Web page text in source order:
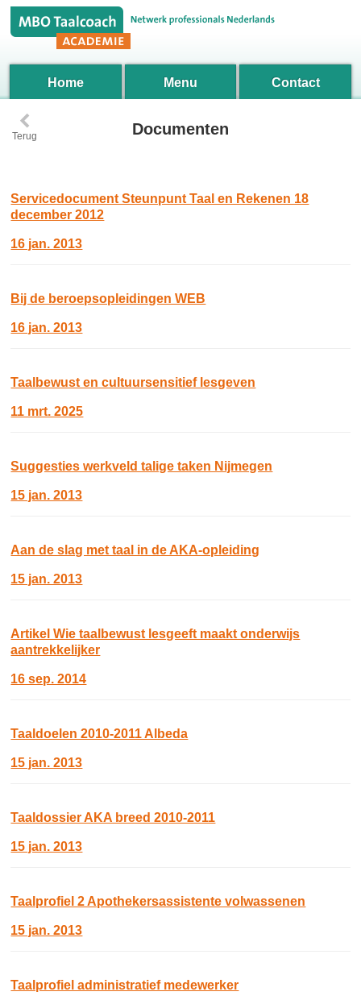
Home Menu Contact
‹
Terug Documenten
Servicedocument Steunpunt Taal en Rekenen 18
december 2012
16 jan. 2013
Bij de beroepsopleidingen WEB
16 jan. 2013
Taalbewust en cultuursensitief lesgeven
11 mrt. 2025
Suggesties werkveld talige taken Nijmegen
15 jan. 2013
Aan de slag met taal in de AKA-opleiding
15 jan. 2013
Artikel Wie taalbewust lesgeeft maakt onderwijs
aantrekkelijker
16 sep. 2014
Taaldoelen 2010-2011 Albeda
15 jan. 2013
Taaldossier AKA breed 2010-2011
15 jan. 2013
Taalprofiel 2 Apothekersassistente volwassenen
15 jan. 2013
Taalprofiel administratief medewerker